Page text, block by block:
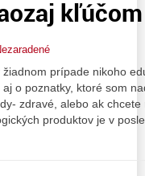
prípade nikoho
o poznatky, ktoré som
zdravé, alebo ak
produktov je v